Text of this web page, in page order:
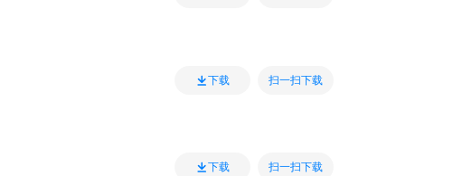
下载 扫一扫下载
下载 扫一扫下载